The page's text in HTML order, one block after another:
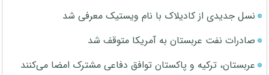
نسل جدیدی از کادیلاک با نام ویستیک معرفی شد
صادرات نفت عربستان به آمریکا متوقف شد
عربستان، ترکیه و پاکستان توافق دفاعی مشترک امضا می‌کنند